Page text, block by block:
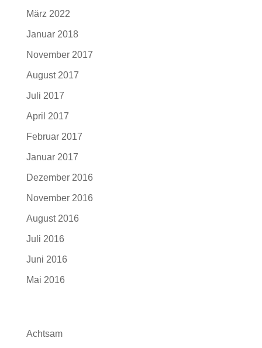
März 2022
Januar 2018
November 2017
August 2017
Juli 2017
April 2017
Februar 2017
Januar 2017
Dezember 2016
November 2016
August 2016
Juli 2016
Juni 2016
Mai 2016
Achtsam